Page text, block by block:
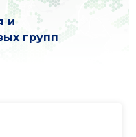
и
групп